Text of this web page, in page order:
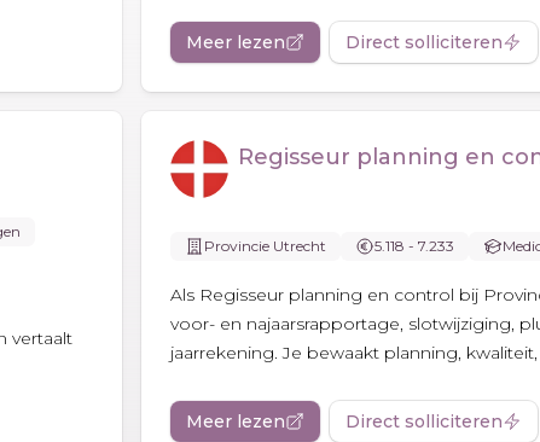
Meer lezen Direct solliciteren
vertaalt
Regisseur planning en
Provincie Utrecht 5.118 - 7.233
Als Regisseur planning en control bij
voor- en najaarsrapportage, slotwijziging,
jaarrekening. Je bewaakt planning,
Meer lezen Direct solliciteren